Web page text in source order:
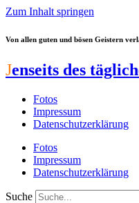
Zum Inhalt springen
Von allen guten und bösen Geistern
Jenseits des
Fotos
Impressum
Datenschutzerklärung
Fotos
Impressum
Datenschutzerklärung
Suche